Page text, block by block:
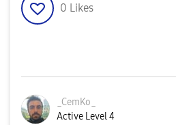
0 Likes
_CemKo_
Active Level 4